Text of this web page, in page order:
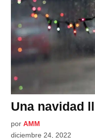
Una navidad
por AMM
diciembre 24, 2022